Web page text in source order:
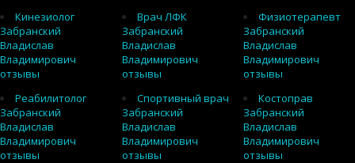
Кинезиолог
Забранский
Владислав
Владимирович
отзывы
Врач ЛФК
Забранский
Владислав
Владимирович
отзывы
Физиотерапевт
Забранский
Владислав
Владимирович
отзывы
Реабилитолог
Забранский
Владислав
Владимирович
отзывы
Спортивный врач
Забранский
Владислав
Владимирович
отзывы
Костоправ
Забранский
Владислав
Владимирович
отзывы